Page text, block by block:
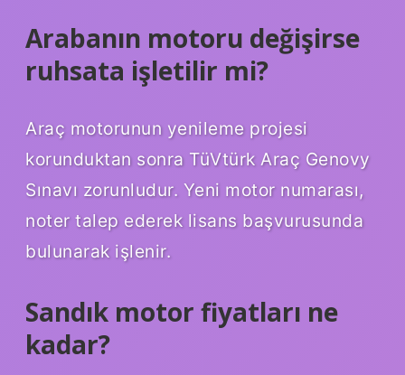
Arabanın motoru değişirse
ruhsata işletilir mi?
Araç motorunun yenileme projesi
korunduktan sonra TüVtürk Araç Genovy
Sınavı zorunludur. Yeni motor numarası,
noter talep ederek lisans başvurusunda
bulunarak işlenir.
Sandık motor fiyatları ne
kadar?